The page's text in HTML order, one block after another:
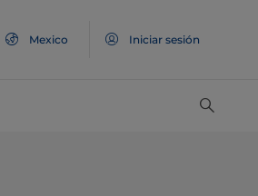
Mexico Iniciar sesión